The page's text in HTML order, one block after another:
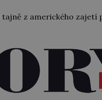
zajetí převezen